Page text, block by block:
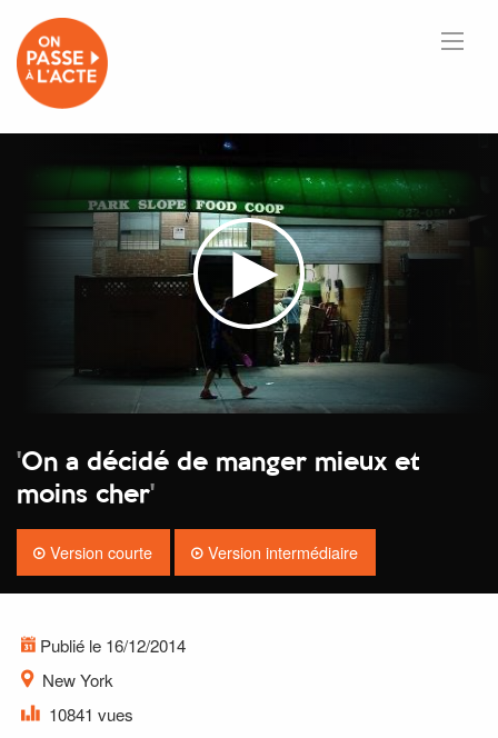
'On a décidé de manger mieux et
moins cher'
Version courte Version intermédiaire
Publié le 16/12/2014
New York
10841 vues